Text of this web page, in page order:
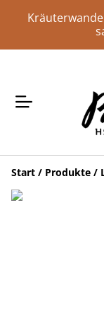
Start / Produkte /